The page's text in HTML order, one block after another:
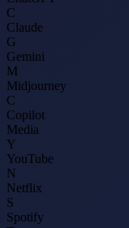
C
Claude
G
Gemini
M
Midjourney
C
Copilot
Media
Y
YouTube
N
Netflix
S
Spotify